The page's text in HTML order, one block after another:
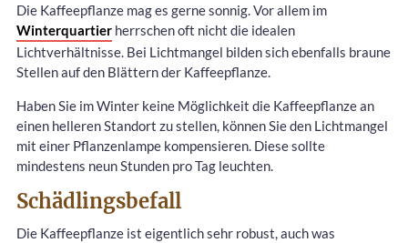
Die Kaffeepflanze mag es gerne sonnig. Vor allem im
Winterquartier herrschen oft nicht die idealen
Lichtverhältnisse. Bei Lichtmangel bilden sich ebenfalls braune
Stellen auf den Blättern der Kaffeepflanze.
Haben Sie im Winter keine Möglichkeit die Kaffeepflanze an
einen helleren Standort zu stellen, können Sie den Lichtmangel
mit einer Pflanzenlampe kompensieren. Diese sollte
mindestens neun Stunden pro Tag leuchten.
Schädlingsbefall
Die Kaffeepflanze ist eigentlich sehr robust, auch was